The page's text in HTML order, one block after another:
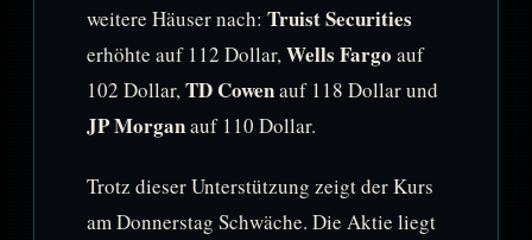
weitere Häuser nach: Truist Securities
erhöhte auf 112 Dollar,Wells Fargo auf
102 Dollar,TD Cowenauf 118 Dollar und
JP Morganauf 110 Dollar.
Trotz dieser Unterstützung zeigt der Kurs
am Donnerstag Schwäche. Die Aktie liegt